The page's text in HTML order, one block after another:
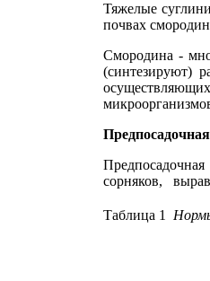
Тяжелые
почвах
Смородина -
(синтезируют)
сорняков,
Таблица 1